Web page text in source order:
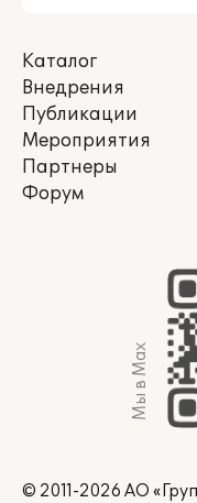
Каталог
Внедрения
Публикации
Мероприятия
Партнеры
Форум
Мы в Max
© 2011-2026 АО